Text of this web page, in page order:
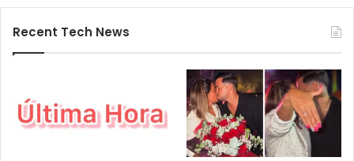
Recent Tech News